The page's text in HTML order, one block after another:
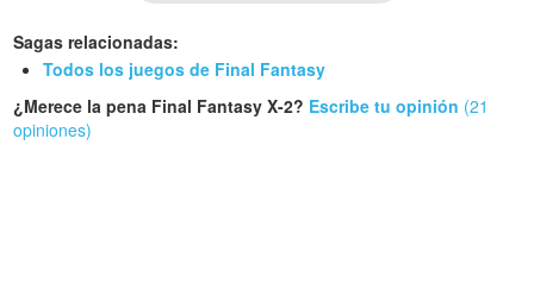
Sagas relacionadas:
Todos los juegos de Final Fantasy
¿Merece la pena Final Fantasy X-2? Escribe tu opinión (21
opiniones)